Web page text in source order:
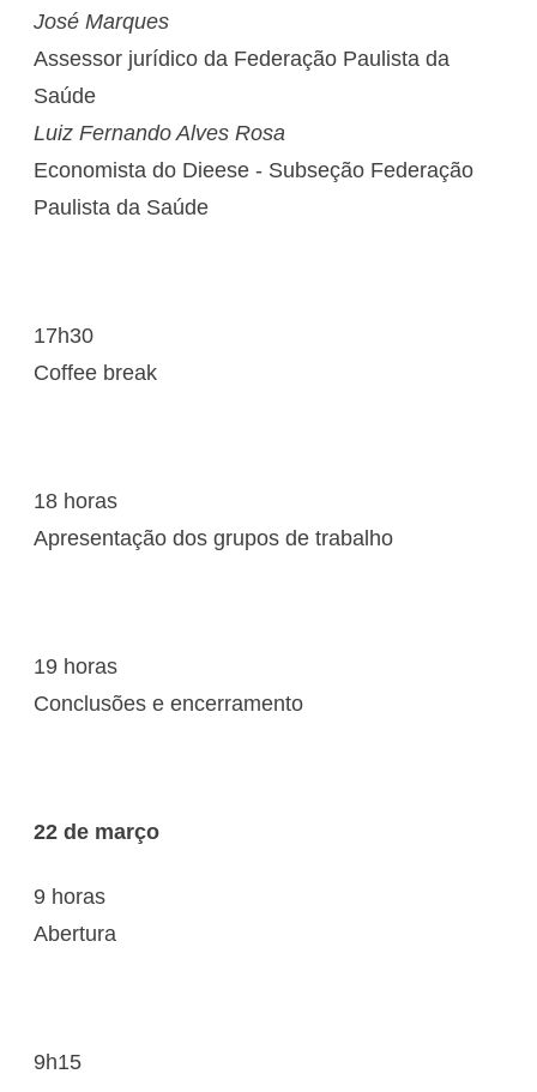
José Marques
Assessor jurídico da Federação Paulista da
Saúde
Luiz Fernando Alves Rosa
Economista do Dieese - Subseção Federação
Paulista da Saúde
17h30
Coffee break
18 horas
Apresentação dos grupos de trabalho
19 horas
Conclusões e encerramento
22 de março
9 horas
Abertura
9h15